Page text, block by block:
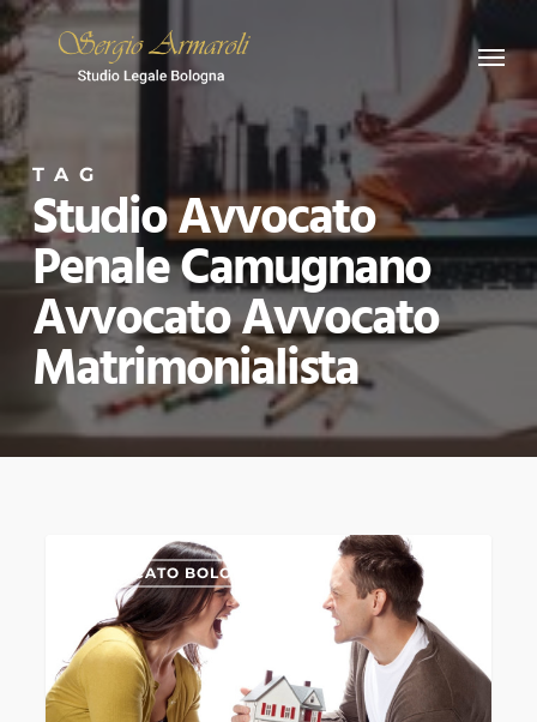
Skip
to
main
content
Menu
TAG
Studio Avvocato
Penale Camugnano
Avvocato Avvocato
Matrimonialista
DIVORZIO,
DIVORZIO
BREVE,
AVVOCATO BOLOGNA